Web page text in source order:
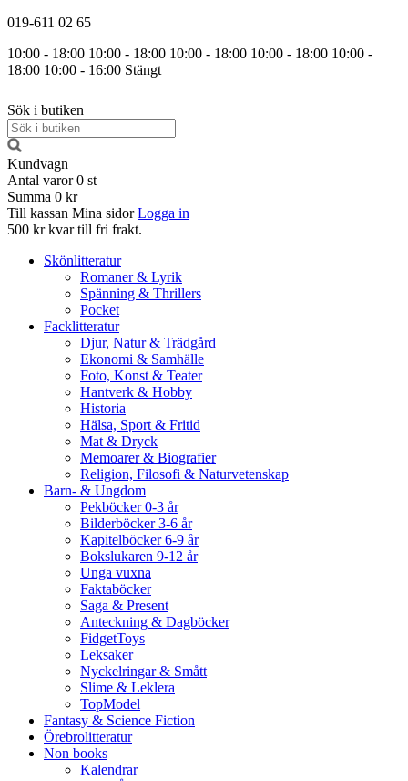
019-611 02 65
10:00 - 18:00 10:00 - 18:00 10:00 - 18:00 10:00 - 18:00 10:00 -
18:00 10:00 - 16:00 Stängt
Sök i butiken
Kundvagn
Antal varor 0 st
Summa 0 kr
Till kassan Mina sidor Logga in
500 kr kvar till fri frakt.
Skönlitteratur
Romaner & Lyrik
Spänning & Thrillers
Pocket
Facklitteratur
Djur, Natur & Trädgård
Ekonomi & Samhälle
Foto, Konst & Teater
Hantverk & Hobby
Historia
Hälsa, Sport & Fritid
Mat & Dryck
Memoarer & Biografier
Religion, Filosofi & Naturvetenskap
Barn- & Ungdom
Pekböcker 0-3 år
Bilderböcker 3-6 år
Kapitelböcker 6-9 år
Bokslukaren 9-12 år
Unga vuxna
Faktaböcker
Saga & Present
Anteckning & Dagböcker
FidgetToys
Leksaker
Nyckelringar & Smått
Slime & Leklera
TopModel
Fantasy & Science Fiction
Örebrolitteratur
Non books
Kalendrar